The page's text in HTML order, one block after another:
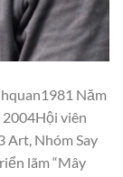
Năm
viên
Art, Nhóm Say
lãm “Mây